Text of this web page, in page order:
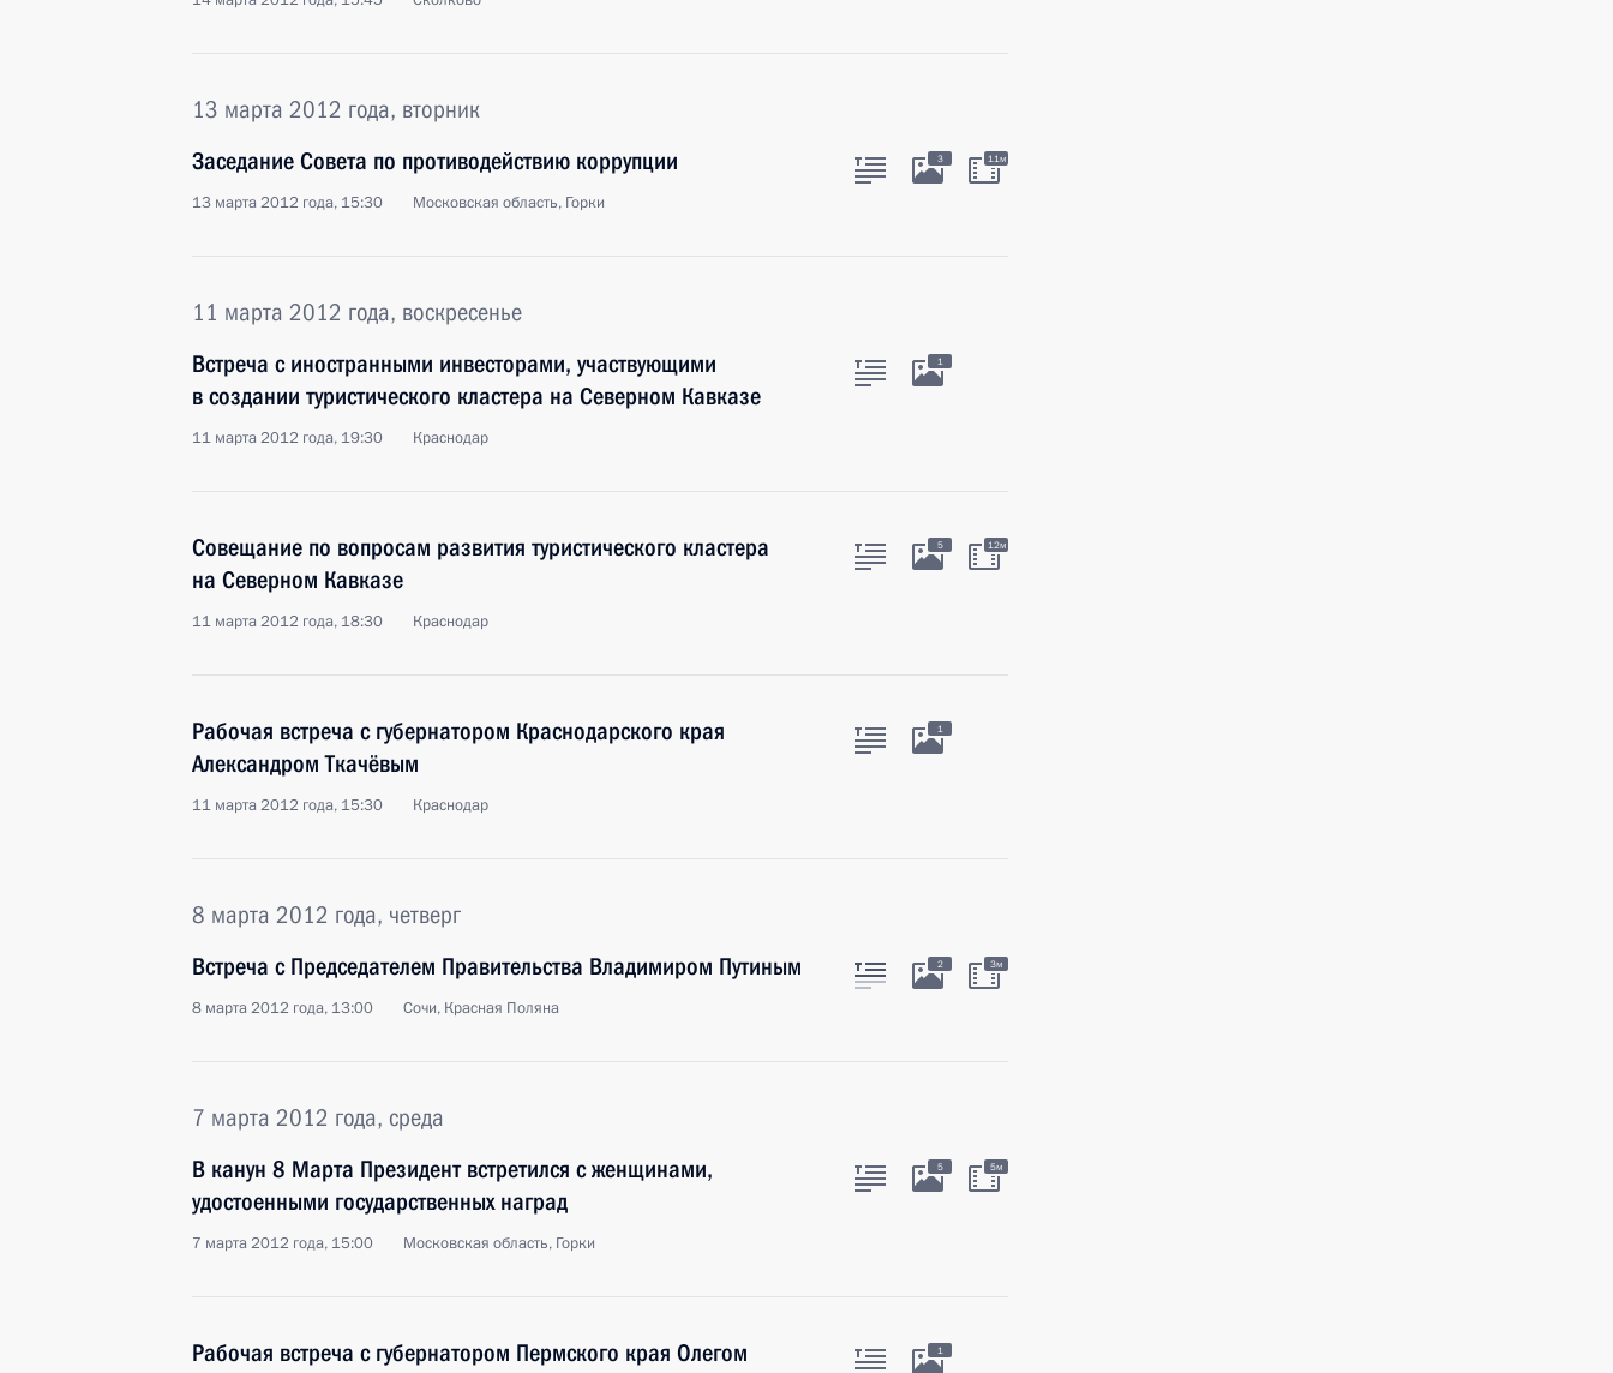
13 марта 2012 года, вторник
Заседание Совета по противодействию коррупции
13 марта 2012 года, 15:30 Московская область, Горки
3 11м
11 марта 2012 года, воскресенье
Встреча с иностранными инвесторами, участвующими
в создании туристического кластера на Северном Кавказе
11 марта 2012 года, 19:30 Краснодар
1
Совещание по вопросам развития туристического кластера
на Северном Кавказе
11 марта 2012 года, 18:30 Краснодар
5 12м
Рабочая встреча с губернатором Краснодарского края
Александром Ткачёвым
11 марта 2012 года, 15:30 Краснодар
1
8 марта 2012 года, четверг
Встреча с Председателем Правительства Владимиром Путиным
8 марта 2012 года, 13:00 Сочи, Красная Поляна
2 3м
7 марта 2012 года, среда
В канун 8 Марта Президент встретился с женщинами,
удостоенными государственных наград
7 марта 2012 года, 15:00 Московская область, Горки
5 5м
Рабочая встреча с губернатором Пермского края Олегом
1